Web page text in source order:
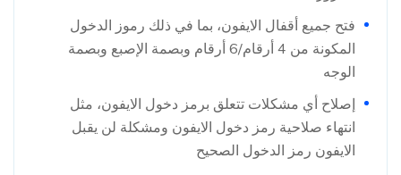
فتح جميع أقفال الايفون، بما في ذلك رموز الدخول
المكونة من 4 أرقام/6 أرقام وبصمة الإصبع وبصمة
الوجه
إصلاح أي مشكلات تتعلق برمز دخول الايفون، مثل
انتهاء صلاحية رمز دخول الايفون ومشكلة لن يقبل
الايفون رمز الدخول الصحيح